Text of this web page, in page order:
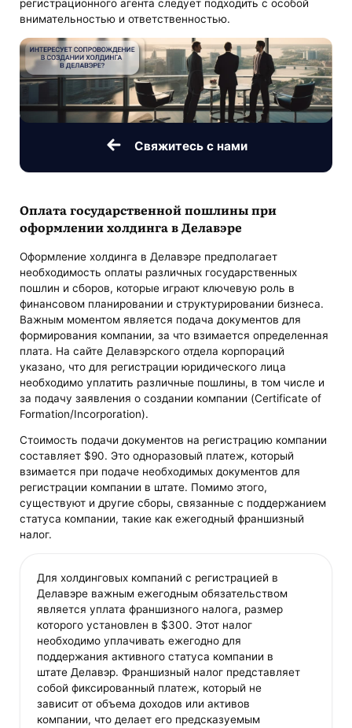
регистрационного агента следует подходить с особой
внимательностью и ответственностью.
Свяжитесь с нами
Оплата государственной пошлины при
оформлении холдинга в Делавэре
Оформление холдинга в Делавэре предполагает
необходимость оплаты различных государственных
пошлин и сборов, которые играют ключевую роль в
финансовом планировании и структурировании бизнеса.
Важным моментом является подача документов для
формирования компании, за что взимается определенная
плата. На сайте Делавэрского отдела корпораций
указано, что для регистрации юридического лица
необходимо уплатить различные пошлины, в том числе и
за подачу заявления о создании компании (Certificate of
Formation/Incorporation)​​​​.
Стоимость подачи документов на регистрацию компании
составляет $90. Это одноразовый платеж, который
взимается при подаче необходимых документов для
регистрации компании в штате. Помимо этого,
существуют и другие сборы, связанные с поддержанием
статуса компании, такие как ежегодный франшизный
налог.
Для холдинговых компаний с регистрацией в
Делавэре важным ежегодным обязательством
является уплата франшизного налога, размер
которого установлен в $300. Этот налог
необходимо уплачивать ежегодно для
поддержания активного статуса компании в
штате Делавэр. Франшизный налог представляет
собой фиксированный платеж, который не
зависит от объема доходов или активов
компании, что делает его предсказуемым